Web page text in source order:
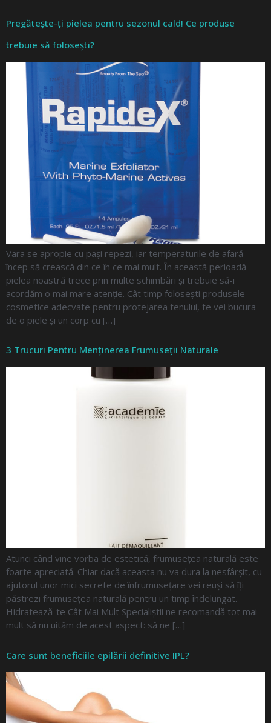
Pregătește-ți pielea pentru sezonul cald! Ce produse
trebuie să folosești?
Vara se apropie cu pași repezi, iar temperaturile de afară
încep să crească din ce în ce mai mult. În această perioadă
pielea noastră trece prin multe schimbări și trebuie să-i
acordăm o mai mare atenție. Cât timp folosești produsele
cosmetice adecvate pentru protejarea tenului, te vei bucura
de o piele și un corp cu […]
3 Trucuri Pentru Menținerea Frumuseții Naturale
Atunci când vine vorba de estetică, frumusețea naturală este
foarte apreciată. Chiar dacă aceasta nu va dura la nesfârșit, cu
ajutorul unor mici secrete de înfrumusețare vei reuși să îți
păstrezi frumusețea naturală pentru un timp îndelungat.
Hidratează-te Cât Mai Mult Specialiștii ne recomandă tot mai
mult să nu uităm de acest aspect: să ne […]
Care sunt beneficiile epilării definitive IPL?